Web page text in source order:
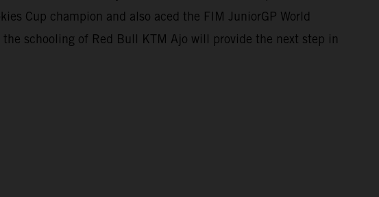
Cup champion and also aced the FIM JuniorGP World
schooling of Red Bull KTM Ajo will provide the next step in